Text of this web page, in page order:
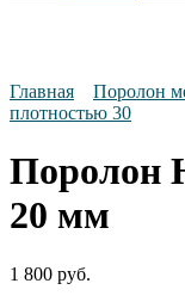
Главная Поролон
плотностью 30
Поролон
20 мм
1 800 руб.